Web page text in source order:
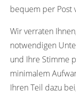
bequem per Post
Wir verraten
notwendigen
und Ihre Stimme
minimalem
Ihren Teil dazu